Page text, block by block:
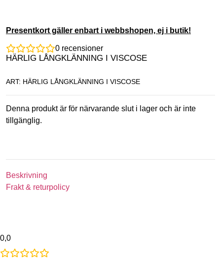
Presentkort gäller enbart i webbshopen, ej i butik!
0 recensioner
HÄRLIG LÅNGKLÄNNING I VISCOSE
ART: HÄRLIG LÅNGKLÄNNING I VISCOSE
Denna produkt är för närvarande slut i lager och är inte
tillgänglig.
Beskrivning
Frakt & returpolicy
0,0